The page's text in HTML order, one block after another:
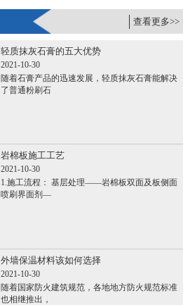
务，让您采购时省时、省力、省钱、更省心。
查看更多>>
轻质抹灰石膏的五大优势
2021-10-30
随着石膏产品的迅速发展，轻质抹灰石膏能解决
了普通粉刷石
岩棉板施工工艺
2021-10-30
1.施工流程： 基层处理——岩棉板双面及板侧面
喷刷界面剂—
外墙保温材料该如何选择
2021-10-30
随着国家防火建筑规范，各地地方防火规范标准
也相继推出，